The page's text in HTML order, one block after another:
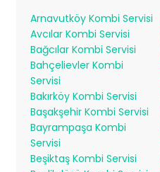
Arnavutköy Kombi Servisi
Avcılar Kombi Servisi
Bağcılar Kombi Servisi
Bahçelievler Kombi
Servisi
Bakırköy Kombi Servisi
Başakşehir Kombi Servisi
Bayrampaşa Kombi
Servisi
Beşiktaş Kombi Servisi